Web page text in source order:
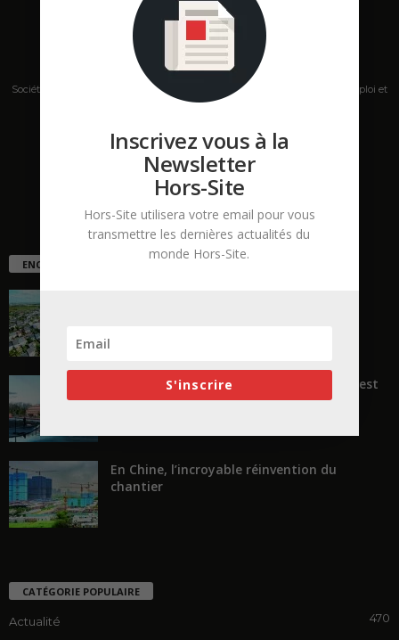
Société de presse, plateforme de mise en relation sur les marchés B2B, emploi et
Contactez-nous:contact@hors-site.com
ENCORE PLUS D'ARTICLES
« Transformer plutôt que démolir, ce n’est
pas regarder en arrière...
En Chine, l’incroyable réinvention du
chantier
CATÉGORIE POPULAIRE
Actualité
470
Inscrivez vous à la
Newsletter
Hors-Site
Hors-Site utilisera votre email pour vous
transmettre les dernières actualités du
monde Hors-Site.
S'inscrire